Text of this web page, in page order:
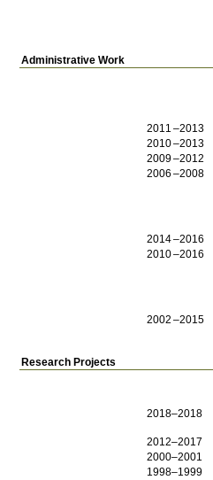
Administrative Work
2011
2013
2010
2013
2009
2012
2006
2008
2014
2016
2010
2016
2002
2015
Research Projects
2018–2018
2012–2017
2000–2001
1998–1999